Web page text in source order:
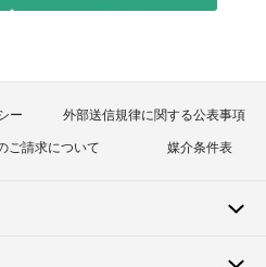
ー 外部送信規律に関する公表事項
ご請求について 媒介条件表